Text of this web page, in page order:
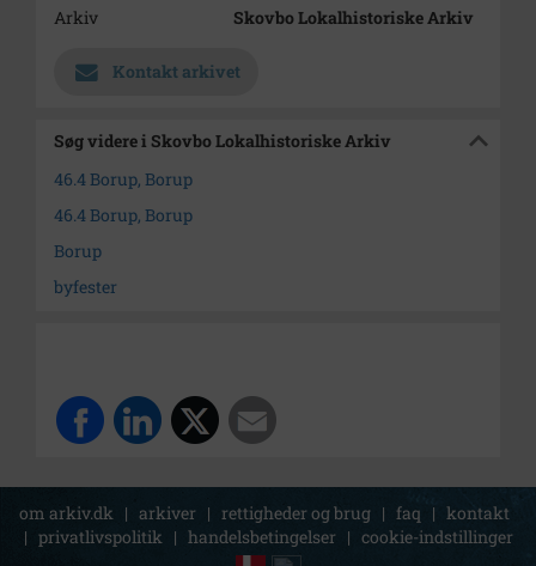
Arkiv
Skovbo Lokalhistoriske Arkiv
Kontakt arkivet
Søg videre i Skovbo Lokalhistoriske Arkiv
46.4 Borup, Borup
46.4 Borup, Borup
Borup
byfester
om arkiv.dk | arkiver | rettigheder og brug | faq | kontakt
| privatlivspolitik | handelsbetingelser | cookie-indstillinger